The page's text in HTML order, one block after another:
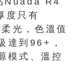
度只有
光，色溫值
到96+，
模式、溫控